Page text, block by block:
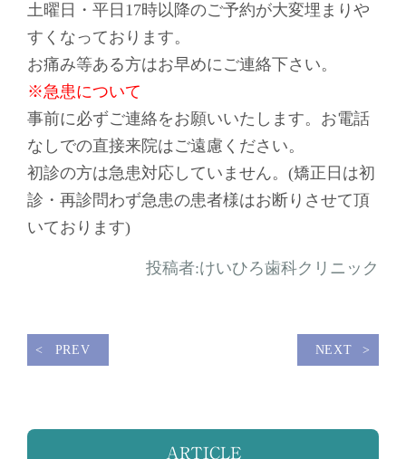
土曜日・平日17時以降のご予約が大変埋まりや
すくなっております。
お痛み等ある方はお早めにご連絡下さい。
※急患について
事前に必ずご連絡をお願いいたします。お電話
なしでの直接来院はご遠慮ください。
初診の方は急患対応していません。(矯正日は初
診・再診問わず急患の患者様はお断りさせて頂
いております)
投稿者:けいひろ歯科クリニック
PREV NEXT
ARTICLE